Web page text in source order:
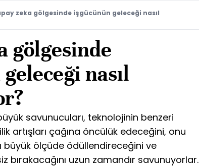
zeka gölgesinde işgücünün geleceği nasıl
gölgesinde
nasıl
savunucuları, teknolojinin benzeri
artışları çağına öncülük edeceğini, onu
büyük ölçüde ödüllendireceğini ve
bırakacağını uzun zamandır savunuyorlar.